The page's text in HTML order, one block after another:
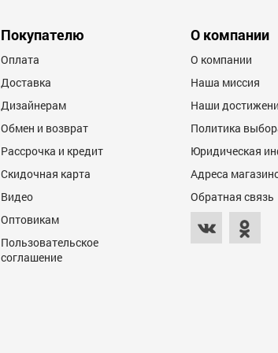
600
Покупателю
Оплата
Доставка
Дизайнерам
Обмен и возврат
Рассрочка и кредит
Скидочная карта
Видео
Оптовикам
Пользовательское
соглашение
О компании
О компании
Наша миссия
Наши
Политика
Юридическая
Адреса
Обратная связь